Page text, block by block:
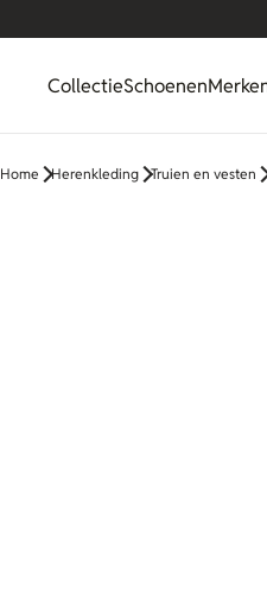
CollectieSchoenen
Home Herenkleding Truien en vesten